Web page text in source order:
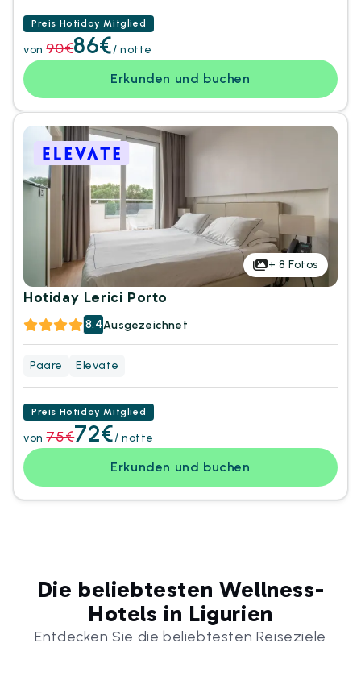
Preis Hotiday Mitglied
von 90€86€/ notte
Erkunden und buchen
+ 8 Fotos
Hotiday Lerici Porto
8.4Ausgezeichnet
Paare Elevate
Preis Hotiday Mitglied
von 75€72€/ notte
Erkunden und buchen
Die beliebtesten Wellness-
Hotels in Ligurien
Entdecken Sie die beliebtesten Reiseziele